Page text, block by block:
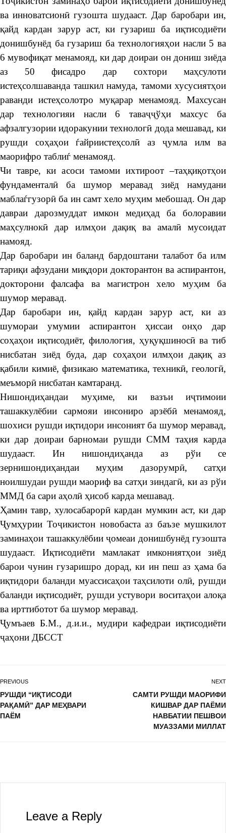
ва инноватсионӣ гузошта шудааст. Дар баробари ин,
қайд кардан зарур аст, ки гузариш ба иқтисодиёти
донишбунёд ба гузариш ба технологияҳои насли 5 ва
6 мувофиқат менамояд, ки дар доираи он дониш зиёда
аз 50 фисадро дар сохтори маҳсулоти
истеҳсолшаванда ташкил намуда, тамоми хусусиятҳои
раванди истеҳсолотро муқарар менамояд. Махсусан
дар технологияи насли 6 таваҷҷўҳи махсус ба
афзалгузории идоракунии технологӣ дода мешавад, ки
рушди соҳаҳои ѓайриистеҳсолӣ аз ҷумла илм ва
маорифро таблиѓ менамояд.
Чи тавре, ки асоси тамоми ихтироот –таҳқиқотҳои
фундаменталӣ ба шумор меравад зиёд намудани
маблаѓгузорӣ ба ин самт хело муҳим мебошад. Он дар
давраи дарозмуддат имкон медиҳад ба болоравии
маҳсулнокӣ дар илмҳои дақиқ ва амалӣ мусоидат
намояд.
Дар баробари ин баланд бардоштани талабот ба илм
тариқи афзудани миқдори докторантон ва аспирантон,
докторони фалсафа ва магистрон хело муҳим ба
шумор меравад.
Дар баробари ин, қайд кардан зарур аст, ки аз
шумораи умумии аспирантон ҳиссаи онҳо дар
соҳаҳои иқтисодиёт, филология, ҳуқуқшиносӣ ва тиб
нисбатан зиёд буда, дар соҳаҳои илмҳои дақиқ аз
қабили кимиё, физикаю математика, техникӣ, геологӣ,
меъморӣ нисбатан камтаранд.
Нишондиҳандаи муҳиме, ки вазъи иҷтимоии
ташаккулёбии сармояи инсониро арзёбӣ менамояд,
шохиси рушди иқтидори инсоният ба шумор меравад,
ки дар доираи барномаи рушди СММ таҳия карда
шудааст. Ин нишондиҳанда аз рўи се
зернишондиҳандаи муҳим дазорумрӣ, сатҳи
ноилшудаи рушди маориф ва сатҳи зиндагӣ, ки аз рўи
ММД ба сари аҳолӣ ҳисоб карда мешавад.
Ҳамин тавр, хулосабарорӣ кардан мумкин аст, ки дар
Ҷумҳурии Тоҷикистон новобаста аз баъзе мушкилот
заминаҳои ташаккулёбии ҷомеаи донишбунёд гузошта
шудааст. Иқтисодиёти мамлакат имкониятҳои зиёд
барои чунин гузаришро дорад, ки ин пеш аз ҳама ба
иқтидори баланди муассисаҳои таҳсилоти олӣ, рушди
баланди иқтисодиёт, рушди устувори воситаҳои алоқа
ва ирттиботот ба шумор меравад.
Ҷумъаев Б.М., д.и.и., мудири кафедраи иқтисодиёти
ҷаҳони ДБССТ
PREVIOUS
РУШДИ “ИҚТИСОДИ
РАҚАМӢ” ДАР МЕҲВАРИ
ПАЁМ
NEXT
САМТИ РУШДИ МАОРИФИ
КИШВАР ДАР ПАЁМИ
НАВБАТИИ ПЕШВОИ
МУАЗЗАМИ МИЛЛАТ
Leave a Reply